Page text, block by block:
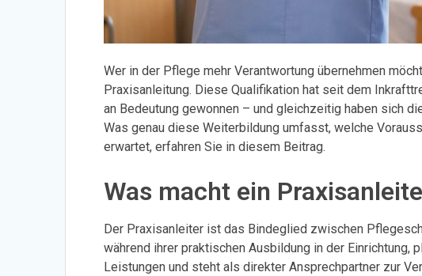
Wer in der Pflege mehr Verantwortung übernehmen
Praxisanleitung. Diese Qualifikation hat seit dem
an Bedeutung gewonnen – und gleichzeitig haben sich
Was genau diese Weiterbildung umfasst, welche
erwartet, erfahren Sie in diesem Beitrag.
Was macht ein
Der Praxisanleiter ist das Bindeglied zwischen
während ihrer praktischen Ausbildung in der
Leistungen und steht als direkter Ansprechpartner zur